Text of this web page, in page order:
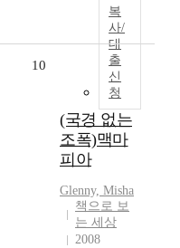
복
사/
대
출
신
청
10
(국경 없는
조폭)맥마
피아
Glenny, Misha
책으로 보
는 세상
2008